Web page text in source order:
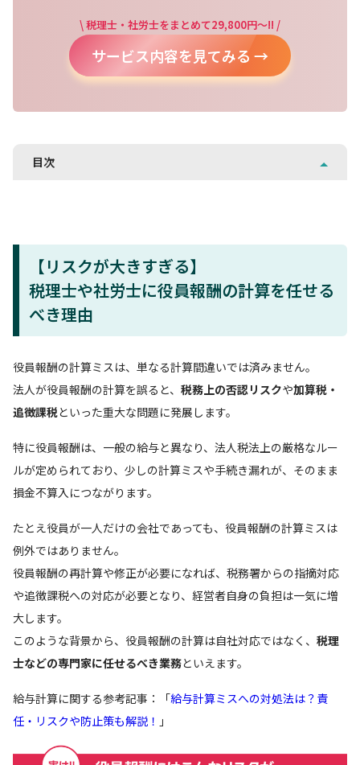
\ 税理士・社労士をまとめて29,800円～!! /
サービス内容を見てみる →
目次
【リスクが大きすぎる】
税理士や社労士に役員報酬の計算を任せる
べき理由
役員報酬の計算ミスは、単なる計算間違いでは済みません。
法人が役員報酬の計算を誤ると、 税務上の否認リスクや加算税・
追徴課税といった重大な問題に発展します。
特に役員報酬は、一般の給与と異なり、法人税法上の厳格なルー
ルが定められており、少しの計算ミスや手続き漏れが、そのまま
損金不算入につながります。
たとえ役員が一人だけの会社であっても、役員報酬の計算ミスは
例外ではありません。
役員報酬の再計算や修正が必要になれば、税務署からの指摘対応
や追徴課税への対応が必要となり、経営者自身の負担は一気に増
大します。
このような背景から、役員報酬の計算は自社対応ではなく、 税理
士などの専門家に任せるべき業務といえます。
給与計算に関する参考記事：「給与計算ミスへの対処法は？責
任・リスクや防止策も解説！ 」